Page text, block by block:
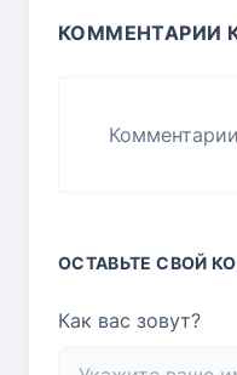
КОММЕНТАРИИ
ОСТАВЬТЕ СВОЙ
Как вас зовут?